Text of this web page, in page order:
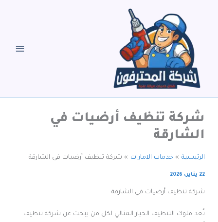
شركة تنظيف أرضيات في
الشارقة
الرئيسية خدمات الامارات شركة تنظيف أرضيات في الشارقة
22 يناير، 2026
شركة تنظيف أرضيات في الشارقة
تُعد ملوك التنظيف الخيار المثالي لكل من يبحث عن شركة تنظيف